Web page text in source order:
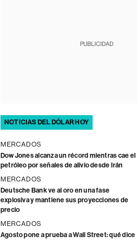
PUBLICIDAD
NOTICIAS DEL DÓLAR HOY
MERCADOS
Dow Jones alcanza un récord mientras cae el
petróleo por señales de alivio desde Irán
MERCADOS
Deutsche Bank ve al oro en una fase
explosiva y mantiene sus proyecciones de
precio
MERCADOS
Agosto pone a prueba a Wall Street: qué dice